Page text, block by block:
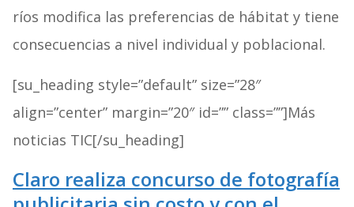
ríos modifica las preferencias de hábitat y tiene
consecuencias a nivel individual y poblacional.
[su_heading style=”default” size=”28″
align=”center” margin=”20″ id=”” class=””]Más
noticias TIC[/su_heading]
Claro realiza concurso de fotografía